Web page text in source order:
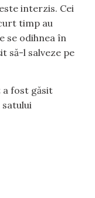
interzis. Cei
timp au
se odihnea în
să-l salveze pe
a fost găsit